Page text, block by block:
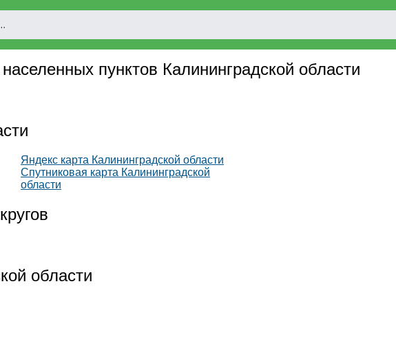
пунктов Калининградской области
Яндекс карта Калининградской области
Спутниковая карта Калининградской
области
области